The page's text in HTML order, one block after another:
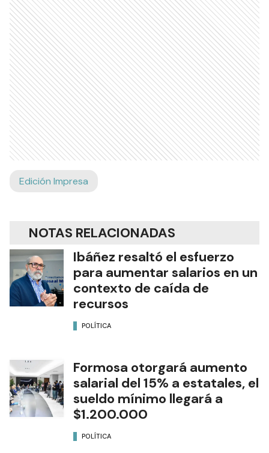
Edición Impresa
NOTAS RELACIONADAS
Ibáñez resaltó el esfuerzo
para aumentar salarios en un
contexto de caída de
recursos
POLÍTICA
Formosa otorgará aumento
salarial del 15% a estatales, el
sueldo mínimo llegará a
$1.200.000
POLÍTICA